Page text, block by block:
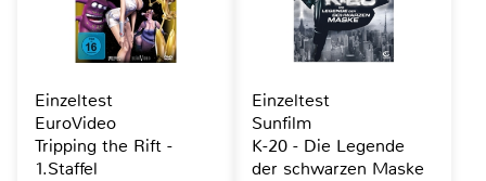
Einzeltest
EuroVideo
Tripping the Rift -
1.Staffel
Einzeltest
Sunfilm
K-20 - Die Legende
der schwarzen Maske